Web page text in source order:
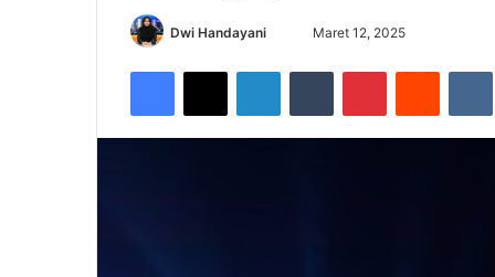
Dwi Handayani
d
a
Maret 12, 2025